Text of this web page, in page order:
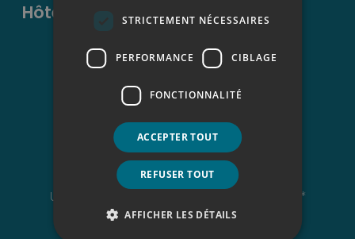
Hôtels à Majorque et Formentera
Universal Aparthotel Don Camilo****
Universal Aquamarin Beach Houses
Universal Hotel Lido Park & Spa****
Magaluf
Hotel Florida Magaluf****
Playa de Palma
Universal Hotel Neptuno - Adults Only****
Colonia de Sant Jordi
STRICTEMENT NÉCESSAIRES
PERFORMANCE CIBLAGE
FONCTIONNALITÉ
ACCEPTER TOUT
REFUSER TOUT
AFFICHER LES DÉTAILS